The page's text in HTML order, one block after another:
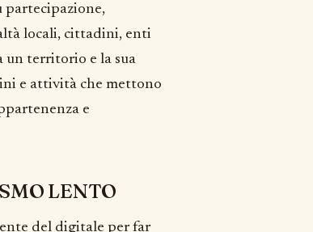
partecipazione,
locali, cittadini, enti
un territorio e la sua
e attività che mettono
e
LENTO
del digitale per far